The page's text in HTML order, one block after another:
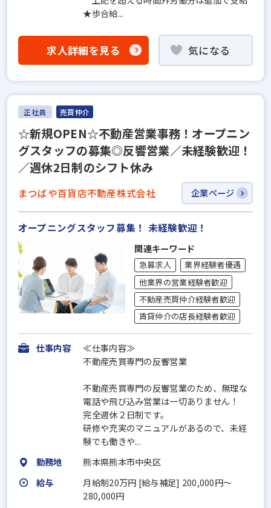
★歩合給...
求人詳細を見る 気になる
正社員 売買仲介
☆新規OPEN☆不動産営業事務！オープニン
グスタッフの募集◎反響営業／未経験歓迎！
／週休2日制のシフト休み
まつばや百貨店不動産株式会社 企業ページ
オープニングスタッフ募集！ 未経験歓迎！
関連キーワード
急募求人
業界経験者優遇
他業界の営業経験者歓迎
不動産売買仲介経験者歓迎
賃貸仲介の店長経験者歓迎
仕事内容
≪仕事内容≫
不動産売買専門の反響営業
不動産売買専門の反響営業のため、無理な
電話や飛び込み営業は一切ありません！
完全週休２日制です。
研修や充実のマニュアルがあるので、未経
験でも働きや...
勤務地
熊本県熊本市中央区
給与
月給制20万円 [給与補足] 200,000円〜
280,000円